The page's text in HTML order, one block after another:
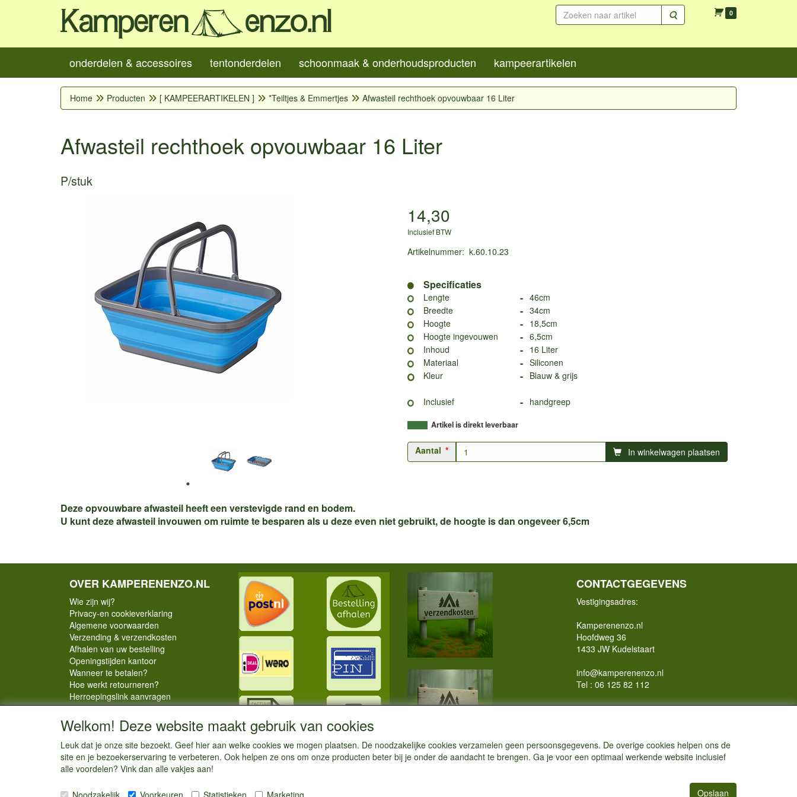
Zoeken 0
onderdelen & accessoires tentonderdelen schoonmaak & onderhoudsproducten kampeerartikelen
Home Producten [ KAMPEERARTIKELEN ] *Teiltjes & Emmertjes Afwasteil rechthoek opvouwbaar 16 Liter
Afwasteil rechthoek opvouwbaar 16 Liter
P/stuk
14,30
Inclusief BTW
Artikelnummer: k.60.10.23
Specificaties
Lengte - 46cm
Breedte
- 34cm
Hoogte
- 18,5cm
Hoogte ingevouwen
- 6,5cm
Inhoud
- 16 Liter
Materiaal
- Siliconen
Kleur
- Blauw & grijs
Inclusief - handgreep
Artikel is direkt leverbaar
Aantal In winkelwagen plaatsen
Deze opvouwbare afwasteil heeft een verstevigde rand en bodem.
U kunt deze afwasteil invouwen om ruimte te besparen als u deze even niet gebruikt, de hoogte is dan ongeveer 6,5cm
OVER KAMPERENENZO.NL
Wie zijn wij?
Privacy-en cookieverklaring
Algemene voorwaarden
Verzending & verzendkosten
Afhalen van uw bestelling
Openingstijden kantoor
Wanneer te betalen?
Hoe werkt retourneren?
Herroepingslink aanvragen
CONTACTGEGEVENS
Vestigingsadres:
Kamperenenzo.nl
Hoofdweg 36
1433 JW Kudelstaart
info@kamperenenzo.nl
Tel : 06 125 82 112
Handelend onder
Welkom! Deze website maakt gebruik van cookies
Leuk dat je onze site bezoekt. Geef hier aan welke cookies we mogen plaatsen. De noodzakelijke cookies verzamelen geen persoonsgegevens. De overige cookies helpen ons de
site en je bezoekerservaring te verbeteren. Ook helpen ze ons om onze producten beter bij je onder de aandacht te brengen. Ga je voor een optimaal werkende website inclusief
alle voordelen? Vink dan alle vakjes aan!
Noodzakelijk Voorkeuren Statistieken Marketing Opslaan